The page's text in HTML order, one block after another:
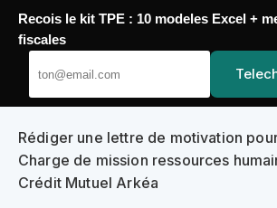
Passer
au
contenu
YoupiJobs
Rédiger une lettre de motivation
Charge de mission ressources
Crédit Mutuel Arkéa
Recois le kit TPE : 10 modeles Excel +
fiscales